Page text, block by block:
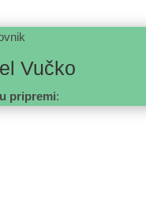
Vučko
pripremi: